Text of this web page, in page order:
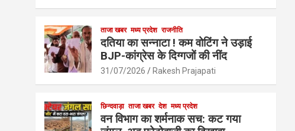
ताजा खबर मध्य प्रदेश राजनीति
दतिया का सन्नाटा ! कम वोटिंग ने उड़ाई
BJP-कांग्रेस के दिग्गजों की नींद
31/07/2026 Rakesh Prajapati
छिन्दवाड़ा ताजा खबर देश मध्य प्रदेश
वन विभाग का शर्मनाक सच: कट गया